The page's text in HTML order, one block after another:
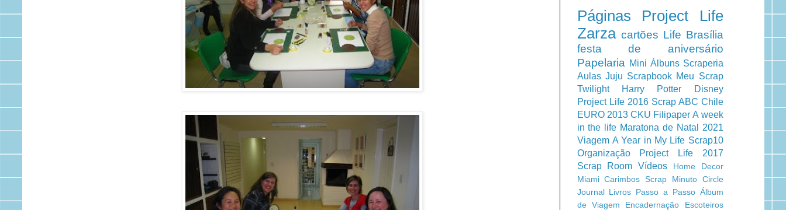
Páginas
Project Life
Zarza cartões Life Brasília
festa de aniversário
Papelaria Mini Álbuns Scraperia
Aulas Juju Scrapbook Meu Scrap
Twilight
Harry Potter
Disney
Project Life 2016 Scrap ABC Chile
EURO 2013 CKU Filipaper A week
in the life Maratona de Natal 2021
Viagem A Year in My Life Scrap10
Organização
Project Life 2017
Scrap Room Vídeos
Home Decor
Miami Carimbos Scrap Minuto Circle
Journal Livros Passo a Passo Álbum
de Viagem
Encadernação
Escoteiros